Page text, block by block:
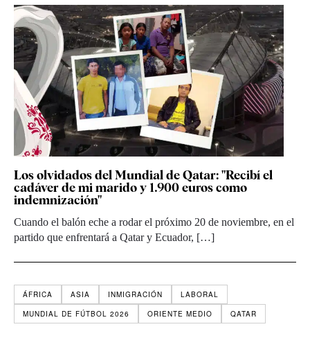
Los olvidados del Mundial de Qatar: "Recibí el
cadáver de mi marido y 1.900 euros como
indemnización"
Cuando el balón eche a rodar el próximo 20 de noviembre, en el
partido que enfrentará a Qatar y Ecuador, […]
ÁFRICA ASIA INMIGRACIÓN
LABORAL
MUNDIAL DE FÚTBOL 2026
ORIENTE MEDIO QATAR